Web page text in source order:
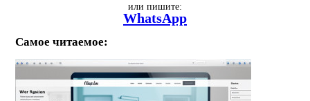
или пишите:
WhatsApp
Самое читаемое: